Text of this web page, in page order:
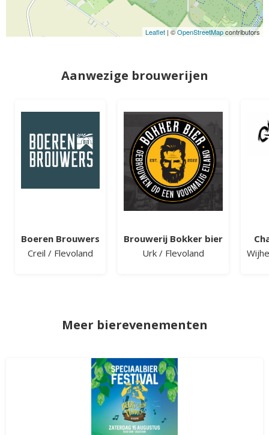
Leaflet | ©OpenStreetMapcontributors
Aanwezige brouwerijen
Boeren Brouwers
Creil / Flevoland
Brouwerij Bokker bier
Urk / Flevoland
Wijhe
Meer bierevenementen